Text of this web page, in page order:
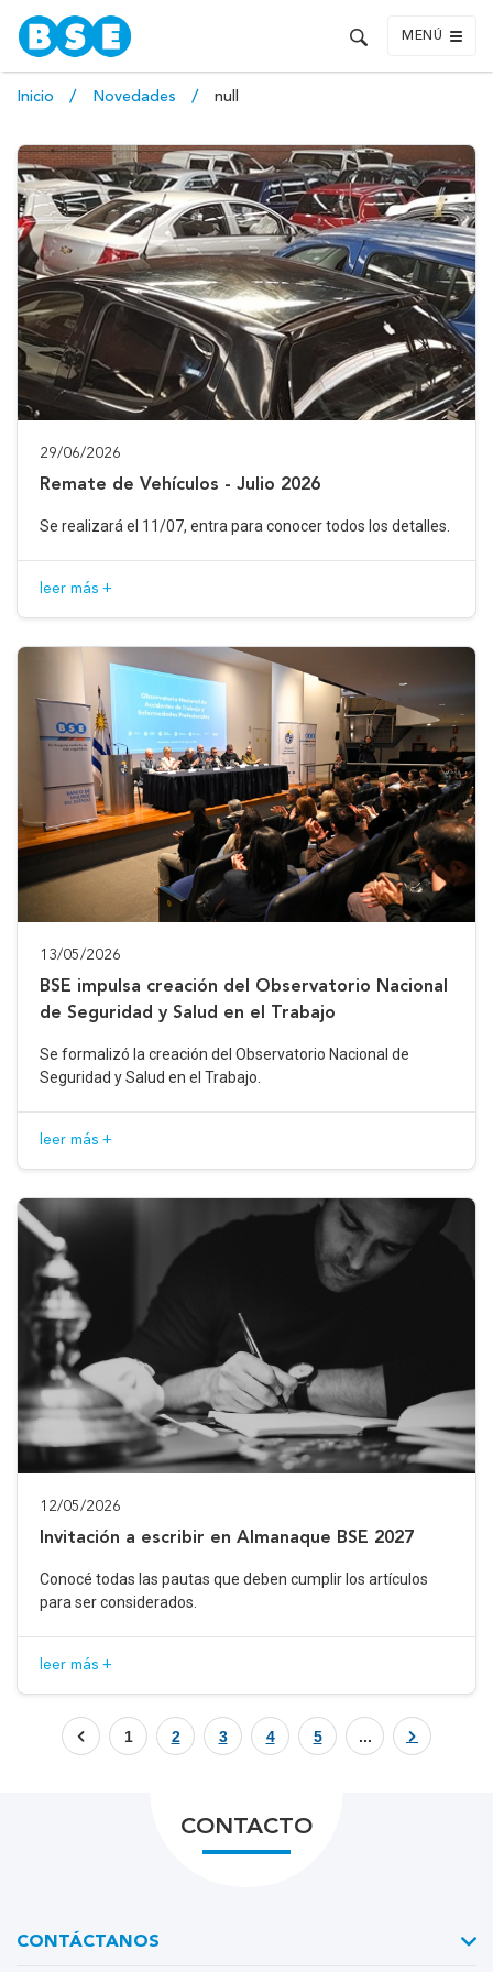
MENÚ
Inicio Novedades null
29/06/2026
Remate de Vehículos - Julio 2026
Se realizará el 11/07, entra para conocer todos los detalles.
leer más +
13/05/2026
BSE impulsa creación del Observatorio Nacional
de Seguridad y Salud en el Trabajo
Se formalizó la creación del Observatorio Nacional de
Seguridad y Salud en el Trabajo.
leer más +
12/05/2026
Invitación a escribir en Almanaque BSE 2027
Conocé todas las pautas que deben cumplir los artículos
para ser considerados.
leer más +
1 2 3 4 5 ...
CONTACTO
CONTÁCTANOS